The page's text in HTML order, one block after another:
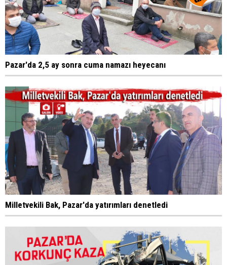
Pazar'da 2,5 ay sonra cuma namazı heyecanı
Milletvekili Bak, Pazar'da yatırımları denetledi